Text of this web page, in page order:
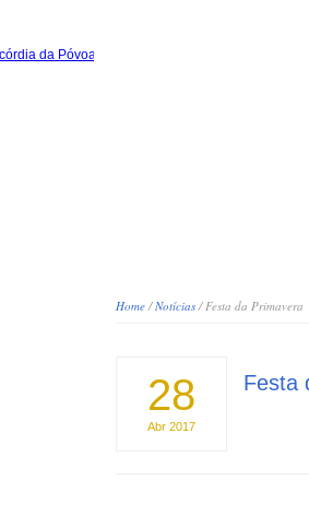
Home/Notícias/ Festa da Primavera
28
Abr 2017
Festa